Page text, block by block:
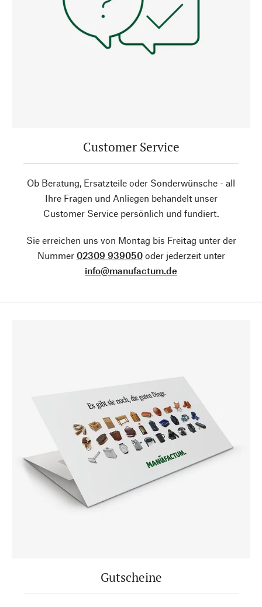
Customer Service
Ob Beratung, Ersatzteile oder Sonderwünsche - all
Ihre Fragen und Anliegen behandelt unser
Customer Service persönlich und fundiert.
Sie erreichen uns von Montag bis Freitag unter der
Nummer 02309 939050oder jederzeit unter
info@manufactum.de
Gutscheine